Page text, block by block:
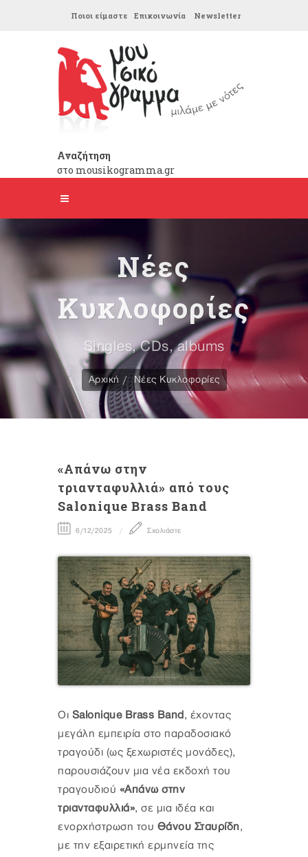
Ποιοι είμαστε Επικοινωνία Newsletter
Αναζήτηση
στο mousikogramma.gr
Νέες
Κυκλοφορίες
Singles, CDs, albums
Αρχική Νέες Κυκλοφορίες
«Απάνω στην
τριανταφυλλιά» από τους
Salonique Brass Band
6/12/2025 Σχολιάστε
Οι Salonique Brass Band , έχοντας
μεγάλη εμπειρία στο παραδοσιακό
τραγούδι (ως ξεχωριστές μονάδες),
παρουσιάζουν μια νέα εκδοχή του
τραγουδιού «Απάνω στην
τριανταφυλλιά», σε μια ιδέα και
ενορχήστρωση του Θάνου Σταυρίδη,
με την εξαιρετική ερμηνεία της